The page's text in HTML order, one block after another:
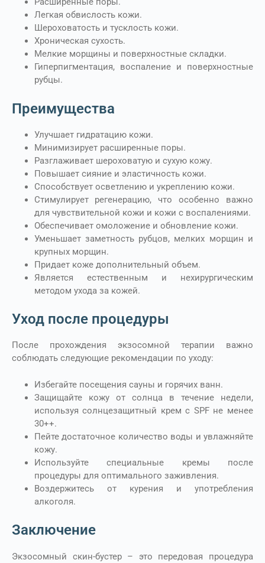
Легкая обвислость кожи.
Шероховатость и тусклость кожи.
Хроническая сухость.
Мелкие морщины и поверхностные складки.
Гиперпигментация, воспаление и поверхностные
рубцы.
Преимущества
Улучшает гидратацию кожи.
Минимизирует расширенные поры.
Разглаживает шероховатую и сухую кожу.
Повышает сияние и эластичность кожи.
Способствует осветлению и укреплению кожи.
Стимулирует регенерацию, что особенно важно
для чувствительной кожи и кожи с воспалениями.
Обеспечивает омоложение и обновление кожи.
Уменьшает заметность рубцов, мелких морщин и
крупных морщин.
Придает коже дополнительный объем.
Является естественным и нехирургическим
методом ухода за кожей.
Уход после процедуры
После прохождения экзосомной терапии важно
соблюдать следующие рекомендации по уходу:
Избегайте посещения сауны и горячих ванн.
Защищайте кожу от солнца в течение недели,
используя солнцезащитный крем с SPF не менее
30++.
Пейте достаточное количество воды и увлажняйте
кожу.
Используйте специальные кремы после
процедуры для оптимального заживления.
Воздержитесь от курения и употребления
алкоголя.
Заключение
Экзосомный скин-бустер – это передовая процедура